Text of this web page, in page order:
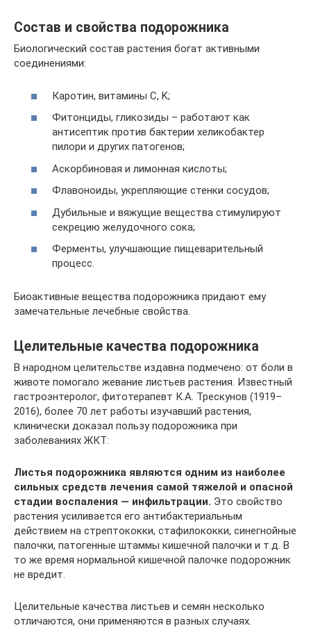
Состав и свойства подорожника
Биологический состав растения богат активными
соединениями:
Каротин, витамины C, K;
Фитонциды, гликозиды – работают как
антисептик против бактерии хеликобактер
пилори и других патогенов;
Аскорбиновая и лимонная кислоты;
Флавоноиды, укрепляющие стенки сосудов;
Дубильные и вяжущие вещества стимулируют
секрецию желудочного сока;
Ферменты, улучшающие пищеварительный
процесс.
Биоактивные вещества подорожника придают ему
замечательные лечебные свойства.
Целительные качества подорожника
В народном целительстве издавна подмечено: от боли в
животе помогало жевание листьев растения. Известный
гастроэнтеролог, фитотерапевт К.А. Трескунов (1919–
2016), более 70 лет работы изучавший растения,
клинически доказал пользу подорожника при
заболеваниях ЖКТ:
Листья подорожника являются одним из наиболее
сильных средств лечения самой тяжелой и опасной
стадии воспаления — инфильтрации. Это свойство
растения усиливается его антибактериальным
действием на стрептококки, стафилококки, синегнойные
палочки, патогенные штаммы кишечной палочки и т.д. В
то же время нормальной кишечной палочке подорожник
не вредит.
Целительные качества листьев и семян несколько
отличаются, они применяются в разных случаях.